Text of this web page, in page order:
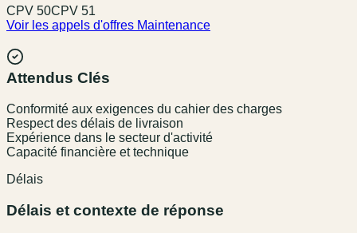
CPV 50CPV 51
Voir les appels d'offres Maintenance
Attendus Clés
Conformité aux exigences du cahier des charges
Respect des délais de livraison
Expérience dans le secteur d'activité
Capacité financière et technique
Délais
Délais et contexte de réponse